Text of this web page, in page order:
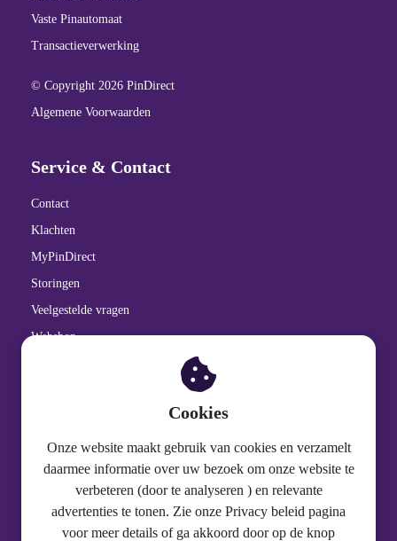
Vaste Pinautomaat
Transactieverwerking
© Copyright 2026 PinDirect
Algemene Voorwaarden
Service & Contact
Contact
Klachten
MyPinDirect
Storingen
Veelgestelde vragen
Webshop
Over PinDirect
Gedragscode
Cookies
Onze website maakt gebruik van cookies en verzamelt
daarmee informatie over uw bezoek om onze website te
verbeteren (door te analyseren ) en relevante
advertenties te tonen. Zie onze Privacy beleid pagina
voor meer details of ga akkoord door op de knop